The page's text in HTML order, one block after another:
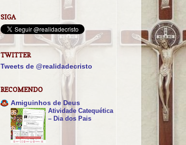
SIGA
TWITTER
Tweets de @realidadecristo
RECOMENDO
Amiguinhos de Deus
Atividade Catequética
– Dia dos Pais